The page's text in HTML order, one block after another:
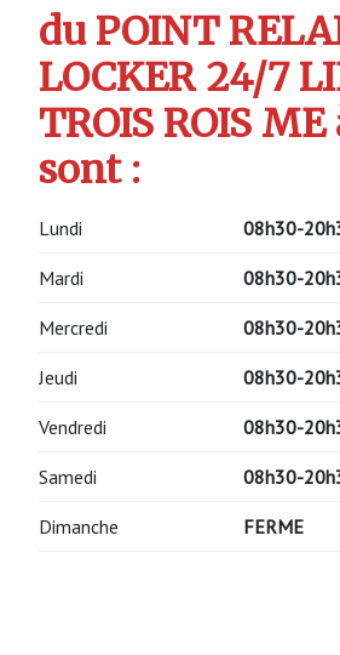
du POINT
LOCKER 24/7
TROIS ROIS
sont :
Lundi 08h30-
Mardi 08h30-
Mercredi 08h30-
Jeudi 08h30-
Vendredi 08h30-
Samedi 08h30-
Dimanche FERME